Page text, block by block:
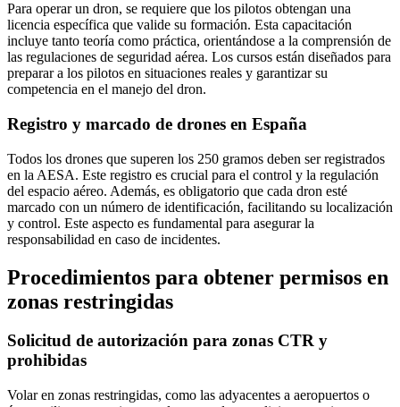
Para operar un dron, se requiere que los pilotos obtengan una
licencia específica que valide su formación. Esta capacitación
incluye tanto teoría como práctica, orientándose a la comprensión de
las regulaciones de seguridad aérea. Los cursos están diseñados para
preparar a los pilotos en situaciones reales y garantizar su
competencia en el manejo del dron.
Registro y marcado de drones en España
Todos los drones que superen los 250 gramos deben ser registrados
en la AESA. Este registro es crucial para el control y la regulación
del espacio aéreo. Además, es obligatorio que cada dron esté
marcado con un número de identificación, facilitando su localización
y control. Este aspecto es fundamental para asegurar la
responsabilidad en caso de incidentes.
Procedimientos para obtener permisos en
zonas restringidas
Solicitud de autorización para zonas CTR y
prohibidas
Volar en zonas restringidas, como las adyacentes a aeropuertos o